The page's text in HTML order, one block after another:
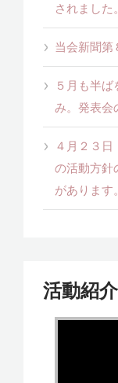
されました。
当会新聞第
５月も半
み。発表会
４月２３
の活動方針
があります
活動紹介